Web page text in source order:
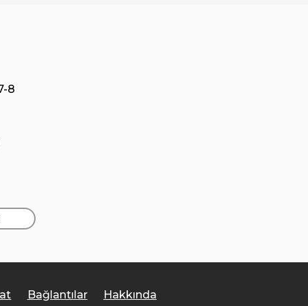
8
Bağlantılar Hakkında